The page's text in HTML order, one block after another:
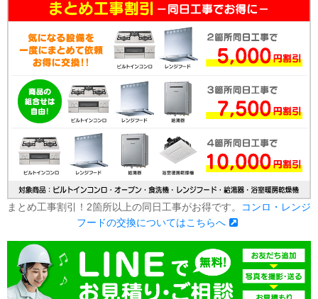
まとめ工事割引！2箇所以上の同日工事がお得です。
コンロ・レンジ
フードの交換についてはこちらへ